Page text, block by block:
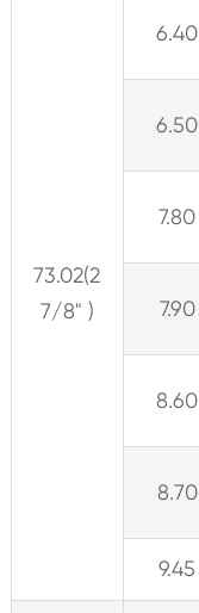
73.02(2
7/8" )
6.40
6.50
7.80
7.90
8.60
8.70
9.45